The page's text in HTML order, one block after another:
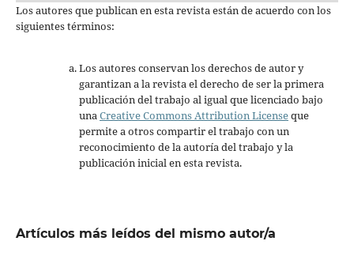
Los autores que publican en esta revista están de acuerdo con los
siguientes términos:
Los autores conservan los derechos de autor y
garantizan a la revista el derecho de ser la primera
publicación del trabajo al igual que licenciado bajo
una Creative Commons Attribution Licenseque
permite a otros compartir el trabajo con un
reconocimiento de la autoría del trabajo y la
publicación inicial en esta revista.
Artículos más leídos del mismo autor/a